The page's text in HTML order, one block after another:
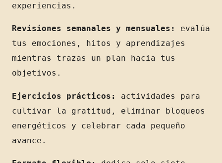
experiencias.
Revisiones semanales y mensuales:
evalúa
tus emociones, hitos y aprendizajes
mientras trazas un plan hacia tus
objetivos.
Ejercicios prácticos:
actividades para
cultivar la gratitud, eliminar bloqueos
energéticos y celebrar cada pequeño
avance.